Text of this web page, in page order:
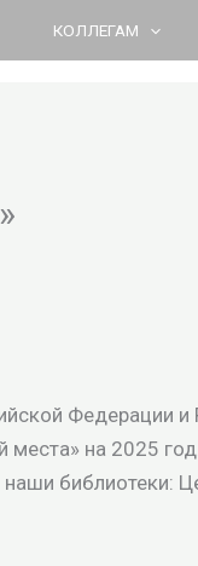
КОЛЛЕГАМ
Федерации и
места» на 2025
библиотеки: